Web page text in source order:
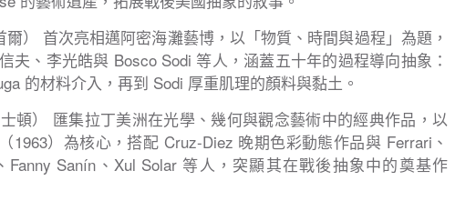
） 首次亮相邁阿密海灘藝博，以「物質、時間與過程」為題，
夫、李光皓與 Bosco Sodi 等人，涵蓋五十年的過程導向抽象：
的材料介入，再到 Sodi 厚重肌理的顏料與黏土。
頓） 匯集拉丁美洲在光學、幾何與觀念藝術中的經典作品，以
1963）為核心，搭配 Cruz-Diez 晚期色彩動態作品與 Ferrari、
Fanny Sanín、Xul Solar 等人，突顯其在戰後抽象中的奠基作